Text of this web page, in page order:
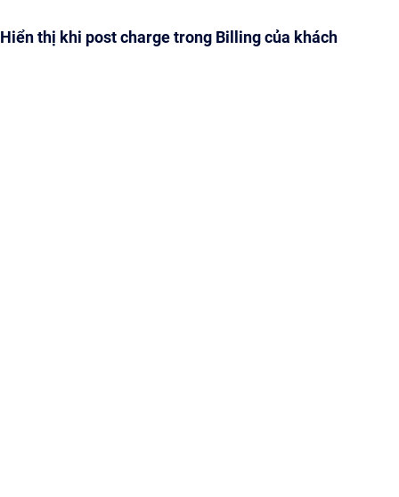
Hiển thị khi post charge trong Billing của khách